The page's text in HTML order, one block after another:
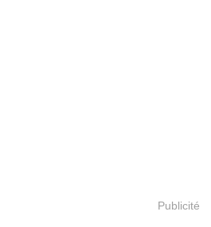
Publicité